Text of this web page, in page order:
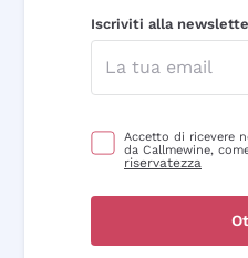
Iscriviti alla
Accetto di ricevere
da Callmewine,
riservatezza